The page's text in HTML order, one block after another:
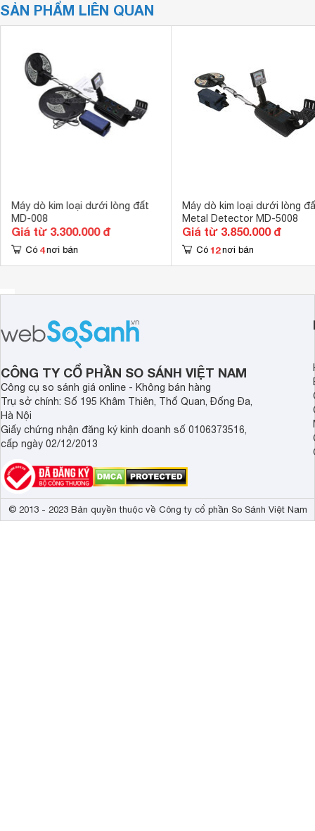
SẢN PHẨM LIÊN QUAN
Máy dò kim loại dưới lòng đất
MD-008
Giá từ 3.300.000 đ
Có 4 nơi bán
Máy dò kim loại dưới lòng
Metal Detector MD-5008
Giá từ 3.850.000 đ
Có 12 nơi bán
CÔNG TY CỔ PHẦN SO SÁNH VIỆT NAM
Công cụ so sánh giá online - Không bán hàng
Trụ sở chính: Số 195 Khâm Thiên, Thổ Quan, Đống Đa,
Hà Nội
Giấy chứng nhận đăng ký kinh doanh số 0106373516,
cấp ngày 02/12/2013
© 2013 - 2023 Bản quyền thuộc về Công ty cổ phần So Sánh Việt Nam